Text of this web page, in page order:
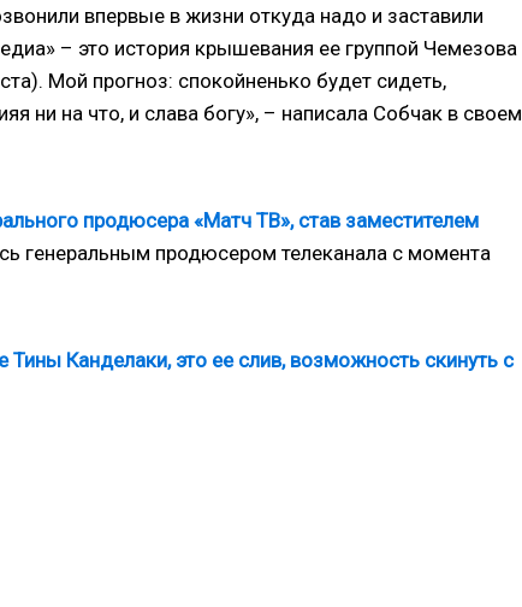
впервые в жизни откуда надо и заставили
– это история крышевания ее группой Чемезова
Мой прогноз: спокойненько будет сидеть,
ни на что, и слава богу», – написала Собчак в своем
продюсера «Матч ТВ», став заместителем
генеральным продюсером телеканала с момента
Тины Канделаки, это ее слив, возможность скинуть с